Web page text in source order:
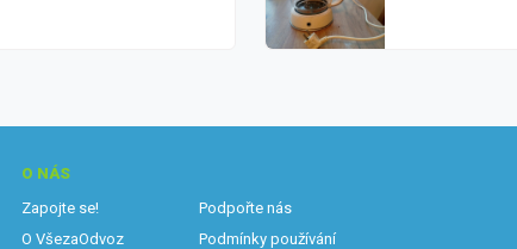
O NÁS
Zapojte se!
O VšezaOdvoz
Podpořte nás
Podmínky používání